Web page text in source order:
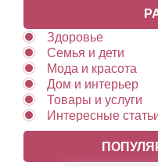
Здоровье
Семья и дети
Мода и красота
Дом и интерьер
Товары и услуги
Интересные